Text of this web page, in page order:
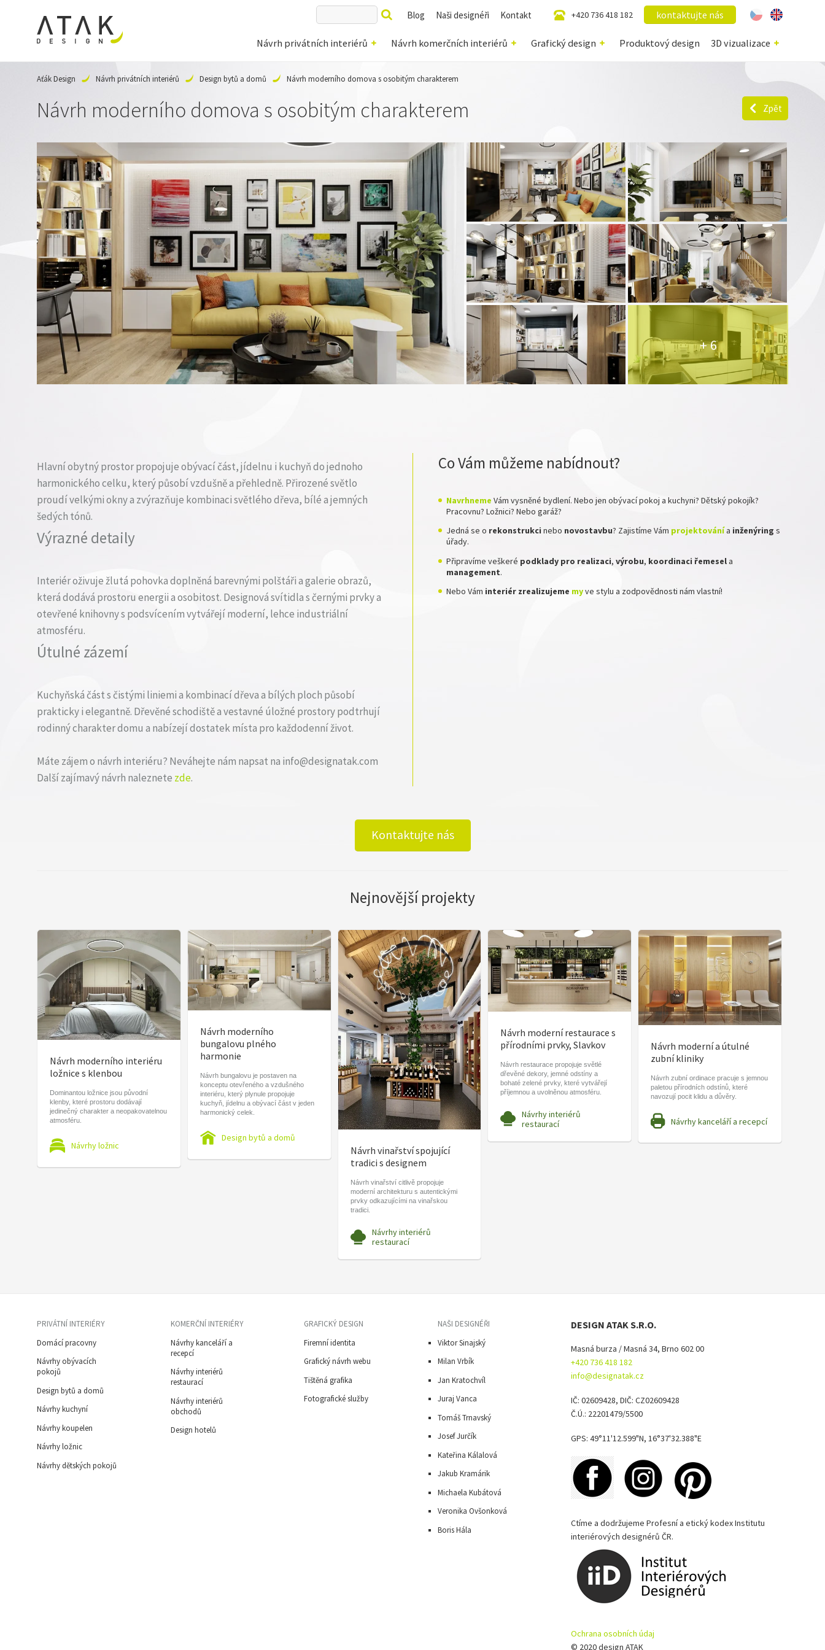
Návrh privátních interiérů Návrh komerčních interiérů Grafický design Produktový design 3D vizualizace
Blog Naši designéři Kontakt +420 736 418 182 kontaktujte nás
Aťák Design Návrh privátních interiérů Design bytů a domů Návrh moderního domova s osobitým charakterem
Návrh moderního domova s osobitým charakterem Zpět
+ 6
Hlavní obytný prostor propojuje obývací část, jídelnu i kuchyň do jednoho
harmonického celku, který působí vzdušně a přehledně. Přirozené světlo
proudí velkými okny a zvýrazňuje kombinaci světlého dřeva, bílé a jemných
šedých tónů.
Výrazné detaily
Interiér oživuje žlutá pohovka doplněná barevnými polštáři a galerie obrazů,
která dodává prostoru energii a osobitost. Designová svítidla s černými prvky a
otevřené knihovny s podsvícením vytvářejí moderní, lehce industriální
atmosféru.
Útulné zázemí
Kuchyňská část s čistými liniemi a kombinací dřeva a bílých ploch působí
prakticky i elegantně. Dřevěné schodiště a vestavné úložné prostory podtrhují
rodinný charakter domu a nabízejí dostatek místa pro každodenní život.
Máte zájem o návrh interiéru? Neváhejte nám napsat na info@designatak.com
Další zajímavý návrh naleznete zde.
Co Vám můžeme nabídnout?
Navrhneme Vám vysněné bydlení. Nebo jen obývací pokoj a kuchyni? Dětský pokojík?
Pracovnu? Ložnici? Nebo garáž?
Jedná se o rekonstrukci nebo novostavbu? Zajistíme Vám projektovánía inženýring s
úřady.
Připravíme veškeré podklady pro realizaci, výrobu, koordinaci řemesela
management.
Nebo Vám interiér zrealizujeme myve stylu a zodpovědnosti nám vlastní!
Kontaktujte nás
Nejnovější projekty
Návrh moderního interiéru
ložnice s klenbou
Dominantou ložnice jsou původní
klenby, které prostoru dodávají
jedinečný charakter a neopakovatelnou
atmosféru.
Návrhy ložnic
Návrh moderního
bungalovu plného
harmonie
Návrh bungalovu je postaven na
konceptu otevřeného a vzdušného
interiéru, který plynule propojuje
kuchyň, jídelnu a obývací část v jeden
harmonický celek.
Design bytů a domů
Návrh vinařství spojující
tradici s designem
Návrh vinařství citlivě propojuje
moderní architekturu s autentickými
prvky odkazujícími na vinařskou
tradici.
Návrhy interiérů
restaurací
Návrh moderní restaurace s
přírodními prvky, Slavkov
Návrh restaurace propojuje světlé
dřevěné dekory, jemné odstíny a
bohaté zelené prvky, které vytvářejí
příjemnou a uvolněnou atmosféru.
Návrhy interiérů
restaurací
Návrh moderní a útulné
zubní kliniky
Návrh zubní ordinace pracuje s jemnou
paletou přírodních odstínů, které
navozují pocit klidu a důvěry.
Návrhy kanceláří a recepcí
PRIVÁTNÍ INTERIÉRY
Domácí pracovny
Návrhy obývacích
pokojů
Design bytů a domů
Návrhy kuchyní
Návrhy koupelen
Návrhy ložnic
Návrhy dětských pokojů
KOMERČNÍ INTERIÉRY
Návrhy kanceláří a
recepcí
Návrhy interiérů
restaurací
Návrhy interiérů
obchodů
Design hotelů
GRAFICKÝ DESIGN
Firemní identita
Grafický návrh webu
Tištěná grafika
Fotografické služby
NAŠI DESIGNÉŘI
Viktor Sinajský
Milan Vrbík
Jan Kratochvíl
Juraj Vanca
Tomáš Trnavský
Josef Jurčík
Kateřina Kálalová
Jakub Kramárik
Michaela Kubátová
Veronika Ovšonková
Boris Hála
DESIGN ATAK S.R.O.
Masná burza / Masná 34, Brno 602 00
+420 736 418 182
info@designatak.cz
IČ: 02609428, DIČ: CZ02609428
Č.Ú.: 22201479/5500
GPS: 49°11'12.599"N, 16°37'32.388"E
Ctíme a dodržujeme Profesní a etický kodex Institutu
interiérových designérů ČR.
Ochrana osobních údaj
© 2020 design ATAK